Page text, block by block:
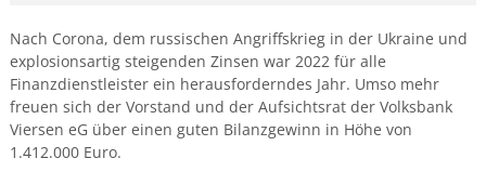
Nach Corona, dem russischen Angriffskrieg in der Ukraine und
explosionsartig steigenden Zinsen war 2022 für alle
Finanzdienstleister ein herausforderndes Jahr. Umso mehr
freuen sich der Vorstand und der Aufsichtsrat der Volksbank
Viersen eG über einen guten Bilanzgewinn in Höhe von
1.412.000 Euro.